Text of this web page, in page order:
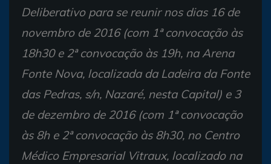
Deliberativo para se reunir nos dias 16 de
novembro de 2016 (com 1ª convocação às
18h30 e 2ª convocação às 19h, na Arena
Fonte Nova, localizada da Ladeira da Fonte
das Pedras, s/n, Nazaré, nesta Capital) e 3
de dezembro de 2016 (com 1ª convocação
às 8h e 2ª convocação às 8h30, no Centro
Médico Empresarial Vitraux, localizado na